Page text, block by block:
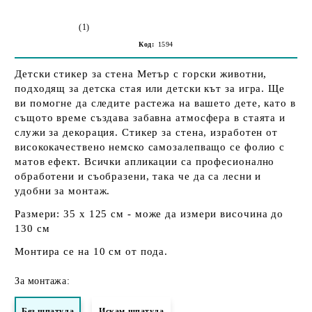
(1)
Код: 1594
Детски стикер за стена Метър с горски животни,
подходящ за детска стая или детски кът за игра. Ще
ви помогне да следите растежа на вашето дете, като в
същото време създава забавна атмосфера в стаята и
служи за декорация. Стикер за стена, изработен от
висококачествено немско самозалепващо се фолио с
матов ефект. Всички апликации са професионално
обработени и съобразени, така че да са лесни и
удобни за монтаж.
Размери:35 х 125 см - може да измери височина до
130 см
Монтира се на 10 см от пода.
За монтажа: